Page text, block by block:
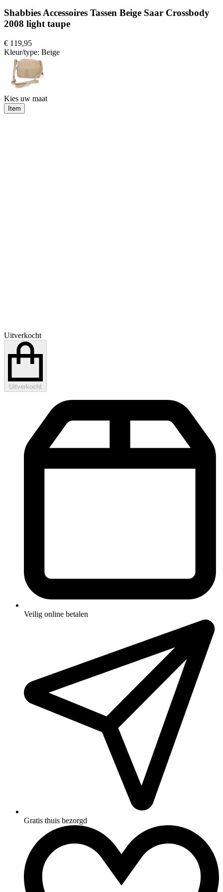
Shabbies Accessoires Tassen Beige Saar Crossbody
2008 light taupe
€ 119,95
Kleur/type: Beige
Kies uw maat
Item
Uitverkocht
Uitverkocht
Veilig online betalen
Gratis thuis bezorgd